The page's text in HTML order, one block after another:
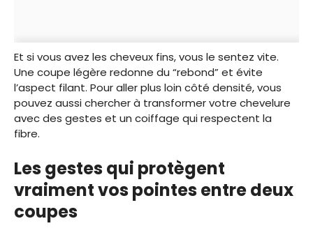
Et si vous avez les cheveux fins, vous le sentez vite.
Une coupe légère redonne du “rebond” et évite
l’aspect filant. Pour aller plus loin côté densité, vous
pouvez aussi chercher à transformer votre chevelure
avec des gestes et un coiffage qui respectent la
fibre.
Les gestes qui protègent
vraiment vos pointes entre deux
coupes